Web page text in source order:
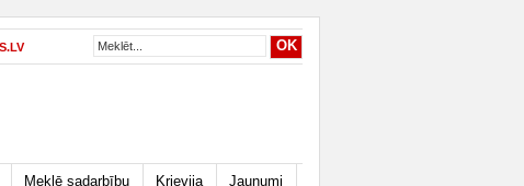
Meklē sadarbību Krievija Jaunumi